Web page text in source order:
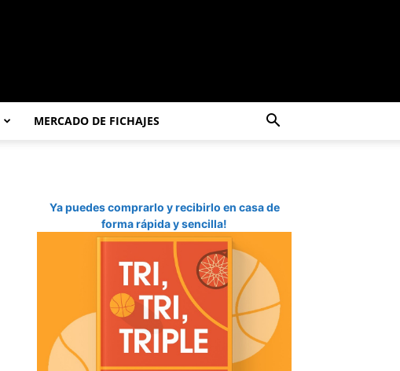
MERCADO DE FICHAJES
Ya puedes comprarlo y recibirlo en casa de
forma rápida y sencilla!